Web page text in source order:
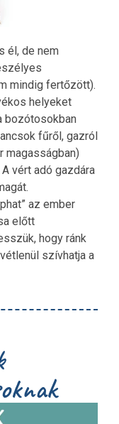
él, de nem
mindig fertőzött).
helyeket
bozótosokban
fűről, gazról
magasságban)
vért adó gazdára
az ember
előtt
hogy ránk
szívhatja a